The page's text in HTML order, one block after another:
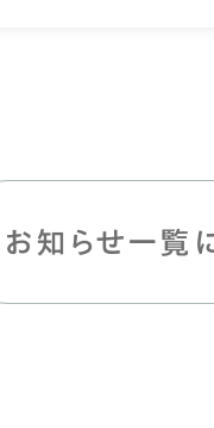
お知らせ一覧